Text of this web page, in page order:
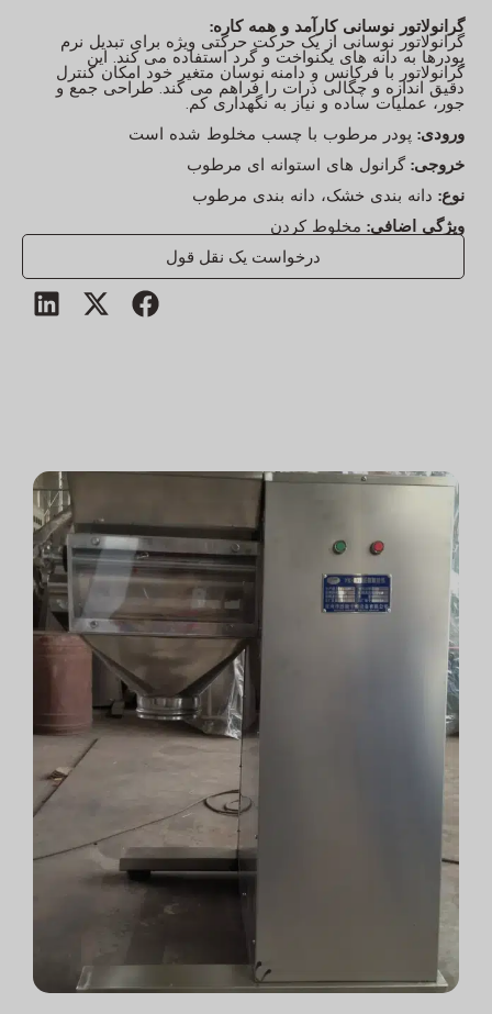
گرانولاتور نوسانی کارآمد و همه کاره:
گرانولاتور نوسانی از یک حرکت حرکتی ویژه برای تبدیل نرم
پودرها به دانه های یکنواخت و گرد استفاده می کند. این
گرانولاتور با فرکانس و دامنه نوسان متغیر خود امکان کنترل
دقیق اندازه و چگالی ذرات را فراهم می کند. طراحی جمع و
جور، عملیات ساده و نیاز به نگهداری کم.
ورودی: پودر مرطوب با چسب مخلوط شده است
خروجی: گرانول های استوانه ای مرطوب
نوع: دانه بندی خشک، دانه بندی مرطوب
ویژگی اضافی: مخلوط کردن
درخواست یک نقل قول